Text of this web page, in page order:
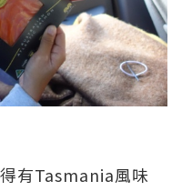
有Tasmania風味